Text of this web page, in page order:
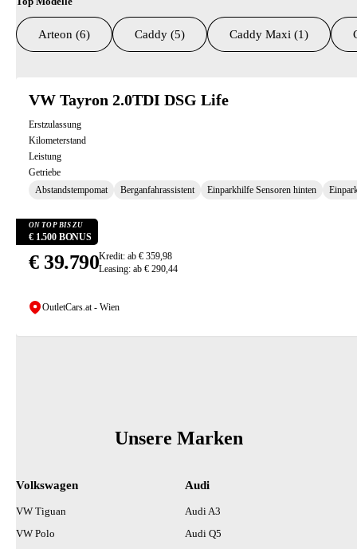
Arteon (6) Caddy (5) Caddy Maxi (1)
VW Tayron 2.0TDI DSG Life
Erstzulassung
Kilometerstand
Leistung
Getriebe
Abstandstempomat
Berganfahrassistent Einparkhilfe Sensoren hinten
ON TOP BIS ZU
€ 1.500 BONUS
€ 39.790Kredit: ab € 359,98
Leasing: ab € 290,44
OutletCars.at - Wien
Unsere Marken
Volkswagen
VW Tiguan
VW Polo
Audi
Audi A3
Audi Q5